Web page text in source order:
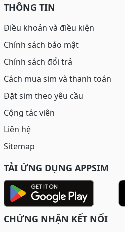
THÔNG TIN
Điều khoản và điều kiện
Chính sách bảo mật
Chính sách đổi trả
Cách mua sim và thanh toán
Đặt sim theo yêu cầu
Cộng tác viên
Liên hệ
Sitemap
TẢI ỨNG DỤNG APPSIM
CHỨNG NHẬN KẾT NỐI